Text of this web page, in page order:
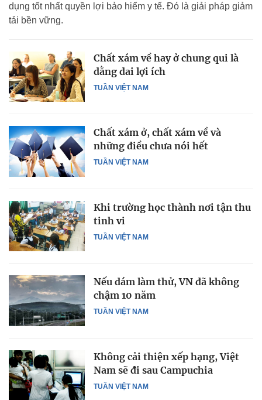
dụng tốt nhất quyền lợi bảo hiểm y tế. Đó là giải pháp giảm
tải bền vững.
TUẦN VIỆT NAM
Chất xám về hay ở chung qui là
dằng dai lợi ích
TUẦN VIỆT NAM
Chất xám ở, chất xám về và
những điều chưa nói hết
TUẦN VIỆT NAM
Khi trường học thành nơi tận thu
tinh vi
TUẦN VIỆT NAM
Nếu dám làm thử, VN đã không
chậm 10 năm
TUẦN VIỆT NAM
Không cải thiện xếp hạng, Việt
Nam sẽ đi sau Campuchia